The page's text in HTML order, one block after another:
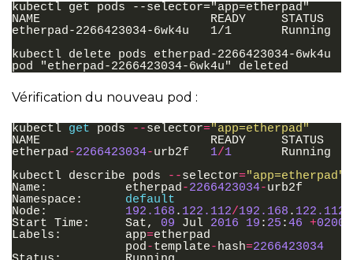
kubectl get pods --selector="app=etherpad"
NAME                        READY     STATUS
etherpad-2266423034-6wk4u   1/1
kubectl delete pods etherpad-2266423034-6wk4u
Vérification du nouveau pod :
kubectl get pods --selector="app=etherpad"
NAME
READY STATUS
etherpad-2266423034-urb2f 1/1 Running
kubectl describe pods --selector="app=etherpad"
Name : etherpad-2266423034-urb2f
Namespace :
default
Node : 192.168 . 122.112/192.168 . 122.112
Start Time : Sat, 09 Jul 2016 19 : 25 :46 +0200
Labels : app=etherpad
pod-template-hash=2266423034